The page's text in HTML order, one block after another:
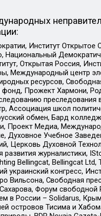
Институт
Открытая Россия,
Международный центр
ресурсов,
Прожект Хармони,
Ассоциация школ
обмен, Бард
Медиа,
Духовное Учебное
Церковь Духовной
журналистики,
Bellingcat, Bellingcat
украинский конгресс,
Вильсона, Свободная
Форум
в России – Solidarus,
островов Тисима и